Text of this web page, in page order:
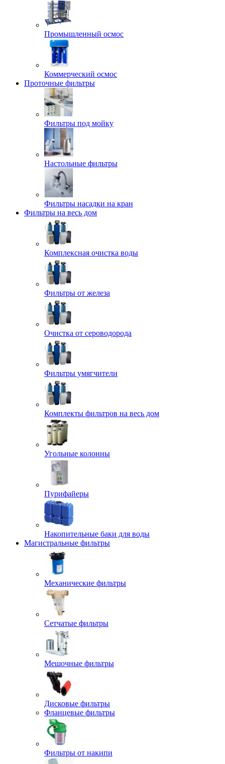
Промышленный осмос
Коммерческий осмос
Проточные фильтры
Фильтры под мойку
Настольные фильтры
Фильтры насадки на кран
Фильтры на весь дом
Комплексная очистка воды
Фильтры от железа
Очистка от сероводорода
Фильтры умягчители
Комплекты фильтров на весь дом
Угольные колонны
Пурифайеры
Накопительные баки для воды
Магистральные фильтры
Механические фильтры
Сетчатые фильтры
Мешочные фильтры
Дисковые фильтры
Фланцевые фильтры
Фильтры от накипи